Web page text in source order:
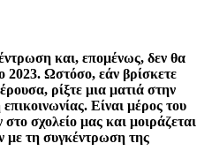
και, επομένως, δεν θα
2023. Ωστόσο, εάν βρίσκετε
ρίξτε μια ματιά στην
Είναι μέρος του
σχολείο μας και μοιράζεται
με τη συγκέντρωση της